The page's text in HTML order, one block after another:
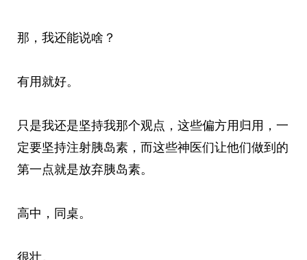
那，我还能说啥？
有用就好。
只是我还是坚持我那个观点，这些偏方用归用，一
定要坚持注射胰岛素，而这些神医们让他们做到的
第一点就是放弃胰岛素。
高中，同桌。